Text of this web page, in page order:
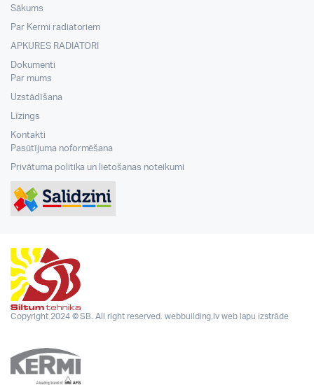
Sākums
Par Kermi radiatoriem
APKURES RADIATORI
Dokumenti
Par mums
Uzstādīšana
Līzings
Kontakti
Pasūtījuma noformēšana
Privātuma politika un lietošanas noteikumi
Copyright 2024 © SB. All right reserved. webbuilding.lvweb lapu izstrāde